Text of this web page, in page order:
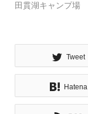
田貫湖キャンプ場
Tweet
Hatena